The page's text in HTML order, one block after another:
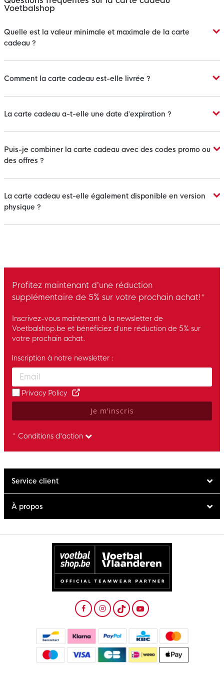
Voetbalshop
Quelle est la valeur minimale et maximale de la carte
cadeau ?
Comment la carte cadeau est-elle livrée ?
La carte cadeau a-t-elle une date d’expiration ?
Puis-je combiner la carte cadeau avec des codes promo ou
des offres ?
La carte cadeau est-elle également disponible en version
physique ?
Profitez maintenant d’une réduction
supplémentaire de 5% sur votre prochain achat!*
Inscrivez-vous maintenant à la newsletter de
Voetbalshop.be et bénéficiez d’une réduction de 5% sur
votre prochain achat.
Enter your email and accept the privacy policy to subscribe to
Inscription à notre newsletter :
Privacy Policy
Je m’inscris
* Conditions d'action
Service client
À propos